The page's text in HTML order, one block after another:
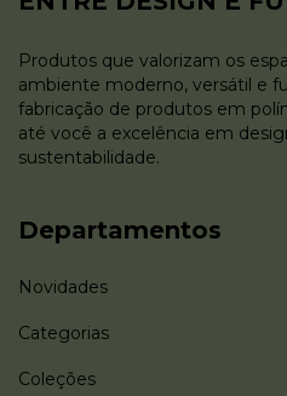
Produtos que valorizam os
ambiente moderno, versátil e
fabricação de produtos em
até você a excelência em
sustentabilidade.
Departamentos
Novidades
Categorias
Coleções